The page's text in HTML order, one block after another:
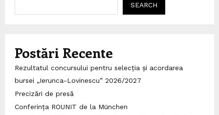
SEARCH
Postări Recente
Rezultatul concursului pentru selecția și acordarea
bursei „Ierunca-Lovinescu” 2026/2027
Precizări de presă
Conferința ROUNIT de la München